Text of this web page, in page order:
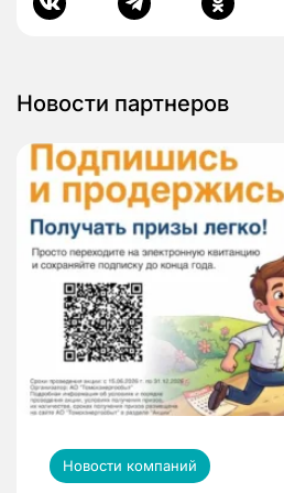
Новости партнеров
Новости компаний